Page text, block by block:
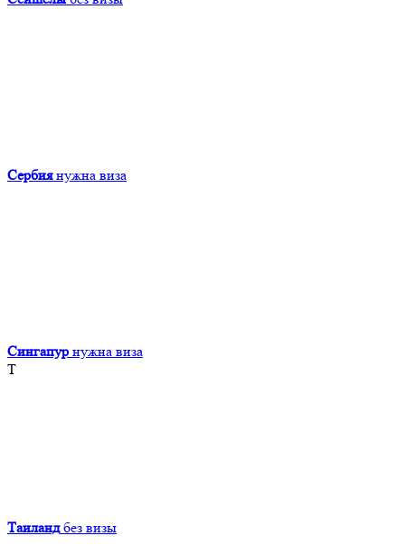
Сербия нужна виза
Сингапур нужна виза
Т
Таиланд без визы